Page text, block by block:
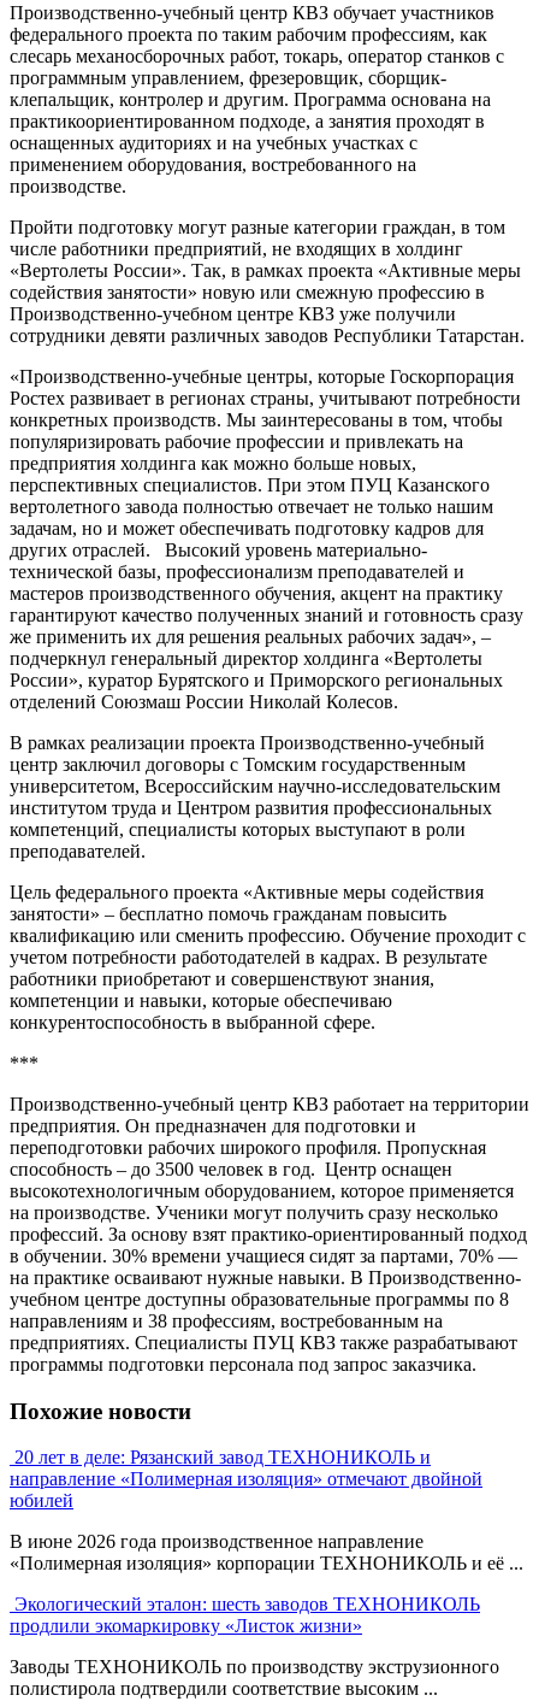
Производственно-учебный центр КВЗ обучает участников
федерального проекта по таким рабочим профессиям, как
слесарь механосборочных работ, токарь, оператор станков с
программным управлением, фрезеровщик, сборщик-
клепальщик, контролер и другим. Программа основана на
практикоориентированном подходе, а занятия проходят в
оснащенных аудиториях и на учебных участках с
применением оборудования, востребованного на
производстве.
Пройти подготовку могут разные категории граждан, в том
числе работники предприятий, не входящих в холдинг
«Вертолеты России». Так, в рамках проекта «Активные меры
содействия занятости» новую или смежную профессию в
Производственно-учебном центре КВЗ уже получили
сотрудники девяти различных заводов Республики Татарстан.
«Производственно-учебные центры, которые Госкорпорация
Ростех развивает в регионах страны, учитывают потребности
конкретных производств. Мы заинтересованы в том, чтобы
популяризировать рабочие профессии и привлекать на
предприятия холдинга как можно больше новых,
перспективных специалистов. При этом ПУЦ Казанского
вертолетного завода полностью отвечает не только нашим
задачам, но и может обеспечивать подготовку кадров для
других отраслей. Высокий уровень материально-
технической базы, профессионализм преподавателей и
мастеров производственного обучения, акцент на практику
гарантируют качество полученных знаний и готовность сразу
же применить их для решения реальных рабочих задач», –
подчеркнул генеральный директор холдинга «Вертолеты
России», куратор Бурятского и Приморского региональных
отделений Союзмаш России Николай Колесов.
В рамках реализации проекта Производственно-учебный
центр заключил договоры с Томским государственным
университетом, Всероссийским научно-исследовательским
институтом труда и Центром развития профессиональных
компетенций, специалисты которых выступают в роли
преподавателей.
Цель федерального проекта «Активные меры содействия
занятости» – бесплатно помочь гражданам повысить
квалификацию или сменить профессию. Обучение проходит с
учетом потребности работодателей в кадрах. В результате
работники приобретают и совершенствуют знания,
компетенции и навыки, которые обеспечиваю
конкурентоспособность в выбранной сфере.
***
Производственно-учебный центр КВЗ работает на территории
предприятия. Он предназначен для подготовки и
переподготовки рабочих широкого профиля. Пропускная
способность – до 3500 человек в год. Центр оснащен
высокотехнологичным оборудованием, которое применяется
на производстве. Ученики могут получить сразу несколько
профессий. За основу взят практико-ориентированный подход
в обучении. 30% времени учащиеся сидят за партами, 70% —
на практике осваивают нужные навыки. В Производственно-
учебном центре доступны образовательные программы по 8
направлениям и 38 профессиям, востребованным на
предприятиях. Специалисты ПУЦ КВЗ также разрабатывают
программы подготовки персонала под запрос заказчика.
Похожие новости
20 лет в деле: Рязанский завод ТЕХНОНИКОЛЬ и
направление «Полимерная изоляция» отмечают двойной
юбилей
В июне 2026 года производственное направление
«Полимерная изоляция» корпорации ТЕХНОНИКОЛЬ и её ...
Экологический эталон: шесть заводов ТЕХНОНИКОЛЬ
продлили экомаркировку «Листок жизни»
Заводы ТЕХНОНИКОЛЬ по производству экструзионного
полистирола подтвердили соответствие высоким ...